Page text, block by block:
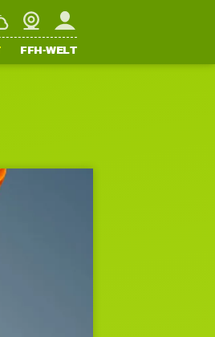
WebcamMein FFH
FFH-WELT